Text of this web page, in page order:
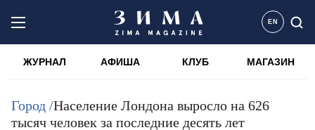
EN
ЖУРНАЛ АФИША КЛУБ МАГАЗИН
Город /Население Лондона выросло на 626
тысяч человек за последние десять лет